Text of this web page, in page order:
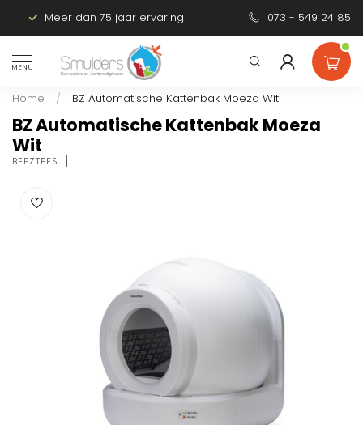
Meer dan 75 jaar ervaring Persoonlijk
073 - 549 24 85
MENU
Home / BZ Automatische Kattenbak Moeza Wit
BZ Automatische Kattenbak Moeza
Wit
BEEZTEES